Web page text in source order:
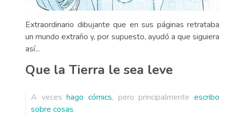
Extraordinario dibujante que en sus páginas retrataba
un mundo extraño y, por supuesto, ayudó a que siguiera
así...
Que la Tierra le sea leve
A veceshago cómics, pero principalmenteescribo
sobre cosas.